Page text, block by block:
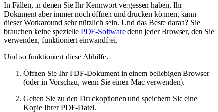
In Fällen, in denen Sie Ihr Kennwort vergessen haben, Ihr
Dokument aber immer noch öffnen und drucken können, kann
dieser Workaround sehr nützlich sein. Und das Beste daran? Sie
brauchen keine spezielle PDF-Software denn jeder Browser, den Sie
verwenden, funktioniert einwandfrei.
Und so funktioniert diese Abhilfe:
Öffnen Sie Ihr PDF-Dokument in einem beliebigen Browser
(oder in Vorschau, wenn Sie einen Mac verwenden).
Gehen Sie zu den Druckoptionen und speichern Sie eine
Kopie Ihrer PDF-Datei.